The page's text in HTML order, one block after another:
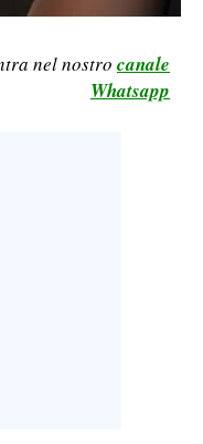
nel nostro canale
Whatsapp